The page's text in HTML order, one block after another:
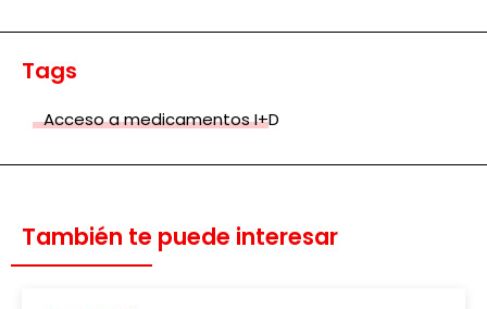
Tags
Acceso a medicamentos I+D
También te puede interesar